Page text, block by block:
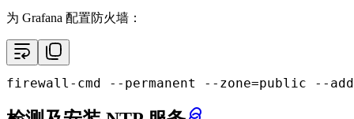
为 Grafana 配置防火墙：
firewall-cmd --permanent --zone=public --